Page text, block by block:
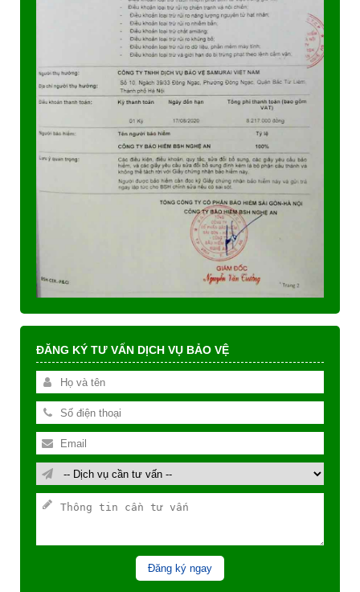
ĐĂNG KÝ TƯ VẤN DỊCH VỤ BẢO VỆ
Đăng ký ngay